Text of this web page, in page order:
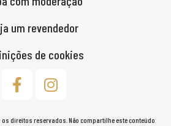
um revendedor
de cookies
direitos reservados. Não compartilhe este conteúdo